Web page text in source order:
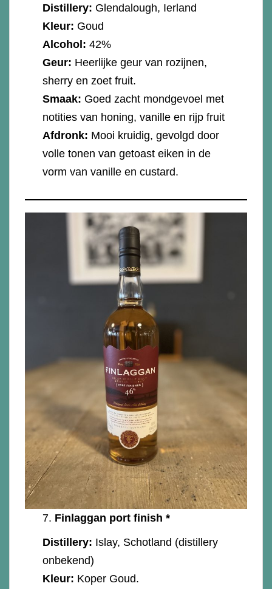
Distillery: Glendalough, Ierland
Kleur: Goud
Alcohol: 42%
Geur: Heerlijke geur van rozijnen,
sherry en zoet fruit.
Smaak: Goed zacht mondgevoel met
notities van honing, vanille en rijp fruit
Afdronk: Mooi kruidig, gevolgd door
volle tonen van getoast eiken in de
vorm van vanille en custard.
7. Finlaggan port finish *
Distillery: Islay, Schotland (distillery
onbekend)
Kleur: Koper Goud.